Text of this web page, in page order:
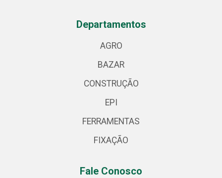
Departamentos
AGRO
BAZAR
CONSTRUÇÃO
EPI
FERRAMENTAS
FIXAÇÃO
Fale Conosco